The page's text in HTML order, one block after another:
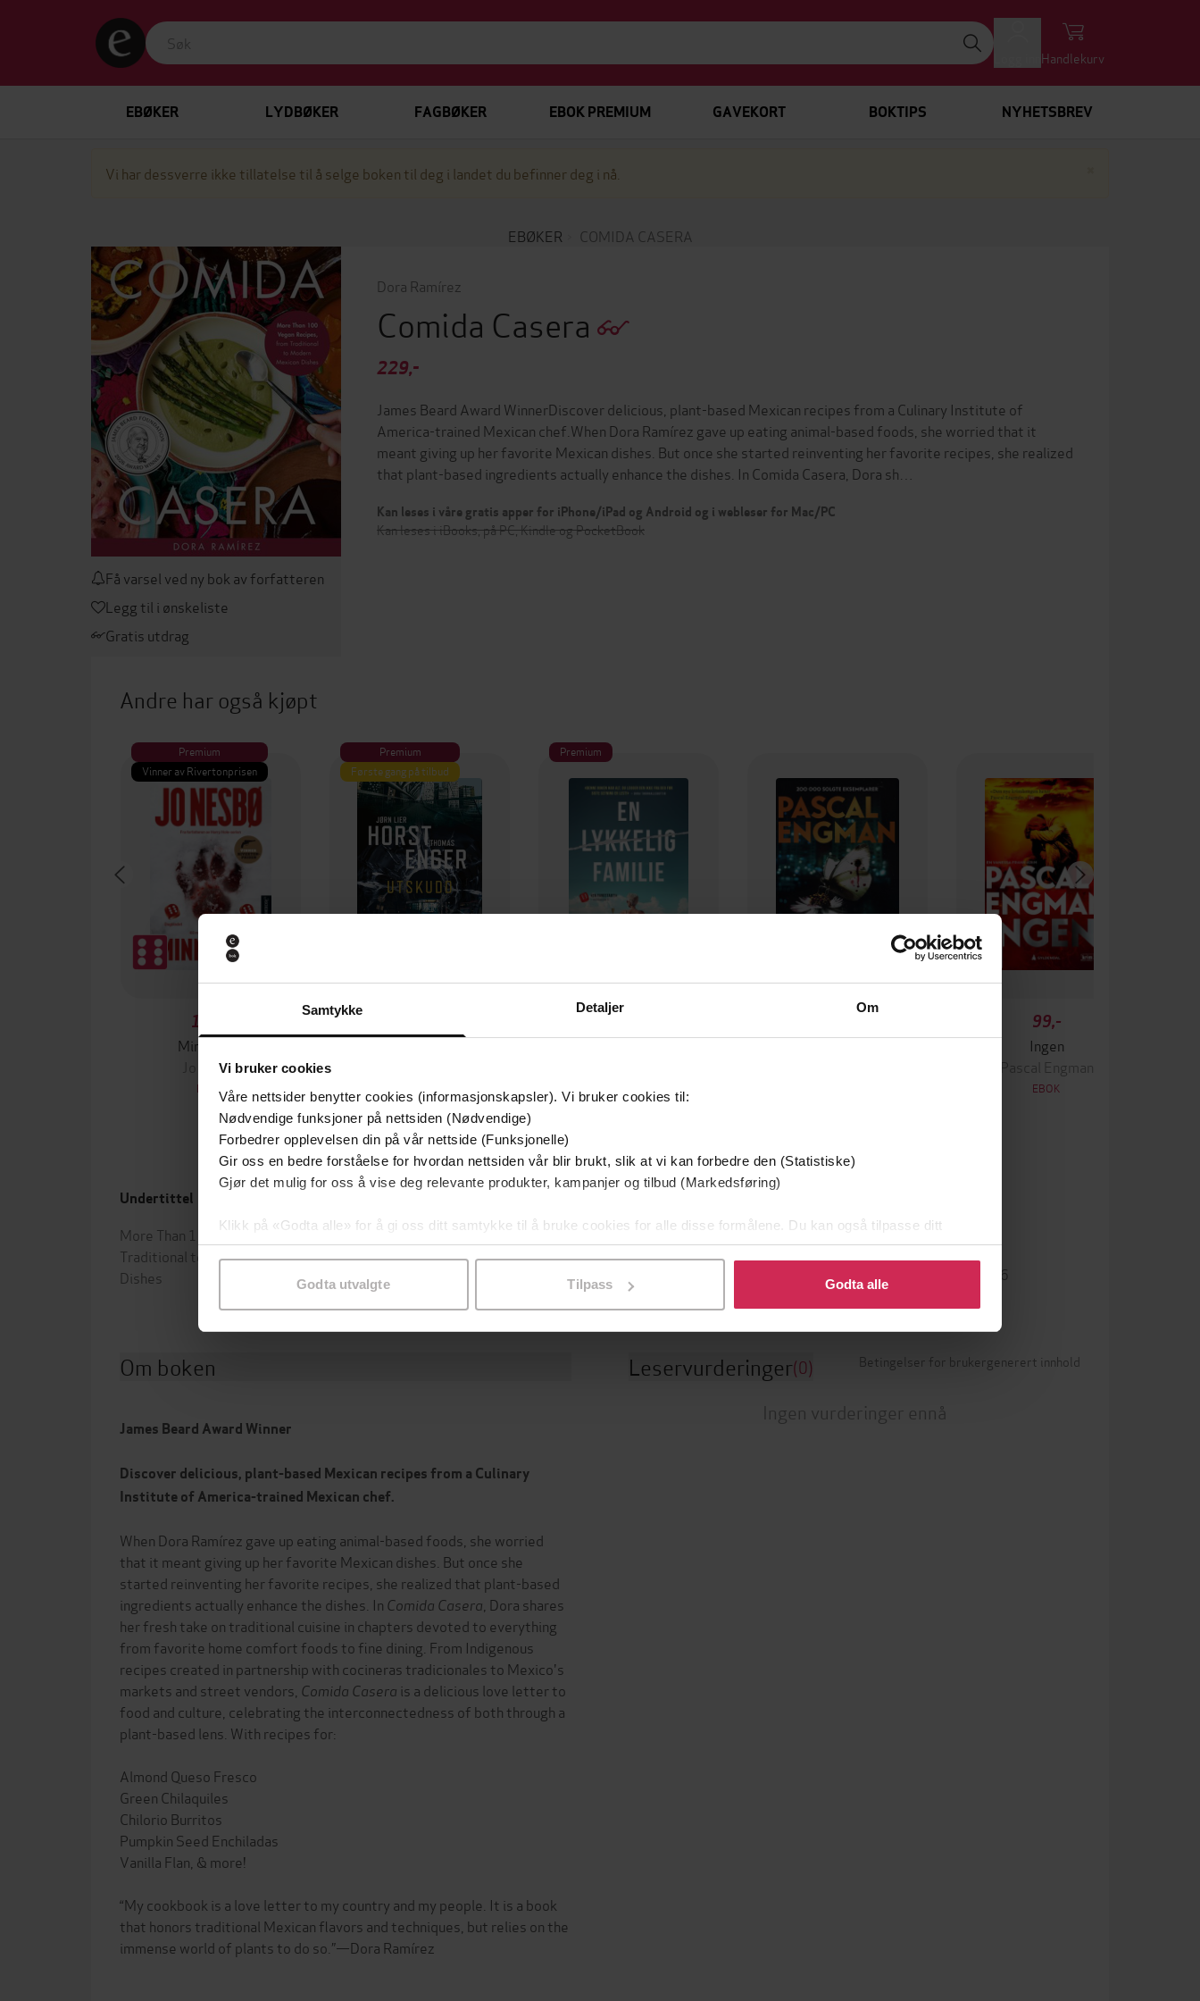
Samtykke Detaljer Om
Vi bruker cookies
Våre nettsider benytter cookies (informasjonskapsler). Vi bruker cookies til:
Nødvendige funksjoner på nettsiden (Nødvendige)
Forbedrer opplevelsen din på vår nettside (Funksjonelle)
Gir oss en bedre forståelse for hvordan nettsiden vår blir brukt, slik at vi kan forbedre den (Statistiske)
Gjør det mulig for oss å vise deg relevante produkter, kampanjer og tilbud (Markedsføring)
Klikk på «Godta alle» for å gi oss ditt samtykke til å bruke cookies for alle disse formålene. Du kan også tilpasse ditt
samtykke til spesifikke formål ved å klikke på «Tilpass». Du kan når som helst trekke tilbake eller endre ditt samtykke.
Godta utvalgte Tilpass Godta alle
Handlekurv
EBØKER LYDBØKER FAGBØKER EBOK PREMIUM GAVEKORT BOKTIPS NYHETSBREV
Vi har dessverre ikke tillatelse til å selge boken til deg i landet du befinner deg i nå.
EBØKER COMIDA CASERA
Få varsel ved ny bok av forfatteren
Legg til i ønskeliste
Gratis utdrag
Dora Ramírez
Comida Casera
229,-
James Beard Award WinnerDiscover delicious, plant-based Mexican recipes from a Culinary Institute of
America-trained Mexican chef.When Dora Ramírez gave up eating animal-based foods, she worried that it
meant giving up her favorite Mexican dishes. But once she started reinventing her favorite recipes, she realized
that plant-based ingredients actually enhance the dishes. In Comida Casera, Dora sh…
Kan leses i våre gratis apper for iPhone/iPad og Android og i webleser for Mac/PC
Kan leses i iBooks, på PC, Kindle og PocketBook
Andre har også kjøpt
Premium
Vinner av Rivertonprisen
129,-
Minnesota
Jo Nesbø
EBOK
Premium
Første gang på tilbud
Utskudd
Premium
En lykkelig familie
Krigen
99,-
Ingen
Pascal Engman
EBOK
Undertittel
More Than 100 Vegan Recipes, from
Traditional to Modern Mexican
Dishes
Dora Ramírez (forfatter)
ISBN 9780306832826
Om boken
James Beard Award Winner
Discover delicious, plant-based Mexican recipes from a Culinary
Institute of America-trained Mexican chef.
When Dora Ramírez gave up eating animal-based foods, she worried
that it meant giving up her favorite Mexican dishes. But once she
started reinventing her favorite recipes, she realized that plant-based
ingredients actually enhance the dishes. In Comida Casera , Dora shares
her fresh take on traditional cuisine in chapters devoted to everything
from favorite home comfort foods to fine dining. From Indigenous
recipes created in partnership with cocineras tradicionales to Mexico's
markets and street vendors, Comida Casera is a delicious love letter to
food and culture, celebrating the interconnectedness of both through a
plant-based lens. With recipes for:
Almond Queso Fresco
Green Chilaquiles
Chilorio Burritos
Pumpkin Seed Enchiladas
Vanilla Flan, & more!
“My cookbook is a love letter to my country and my people. It is a book
that honors traditional Mexican flavors and techniques, but relies on the
immense world of plants to do so.”—Dora Ramírez
Leservurderinger(0) Betingelser for brukergenerert innhold
Ingen vurderinger ennå